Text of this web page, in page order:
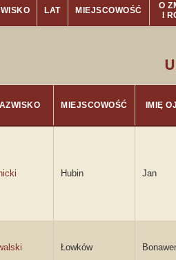
LAT MIEJSCOWOŚĆ
O
I
MIEJSCOWOŚĆ IMIĘ
Hubin Jan
Łowków